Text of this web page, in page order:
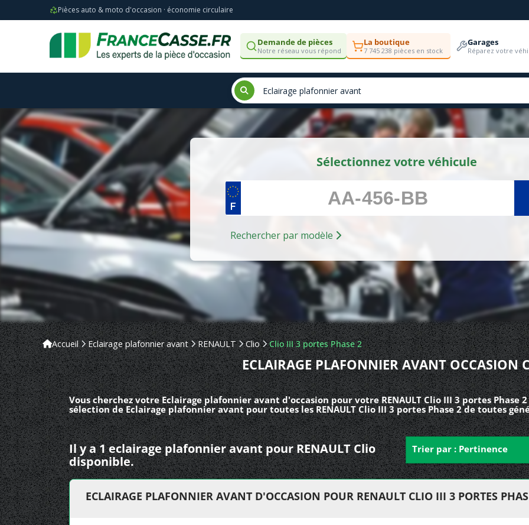
Pièces auto & moto d'occasion · économie circulaire
Demande de pièces
Notre réseau vous répond
La boutique
7 745 238 pièces en stock
Garages
Réparez votre
Sélectionnez votre véhicule
Rechercher par modèle
Accueil Eclairage plafonnier avant RENAULT Clio Clio III 3 portes Phase 2
ECLAIRAGE PLAFONNIER AVANT OCCASION
Vous cherchez votre Eclairage plafonnier avant d'occasion pour votre RENAULT Clio III 3 portes Phase 2
sélection de Eclairage plafonnier avant pour toutes les RENAULT Clio III 3 portes Phase 2 de toutes
Il y a 1 eclairage plafonnier avant pour RENAULT Clio
disponible.
Trier par : Pertinence
ECLAIRAGE PLAFONNIER AVANT D'OCCASION POUR RENAULT CLIO III 3 PORTES